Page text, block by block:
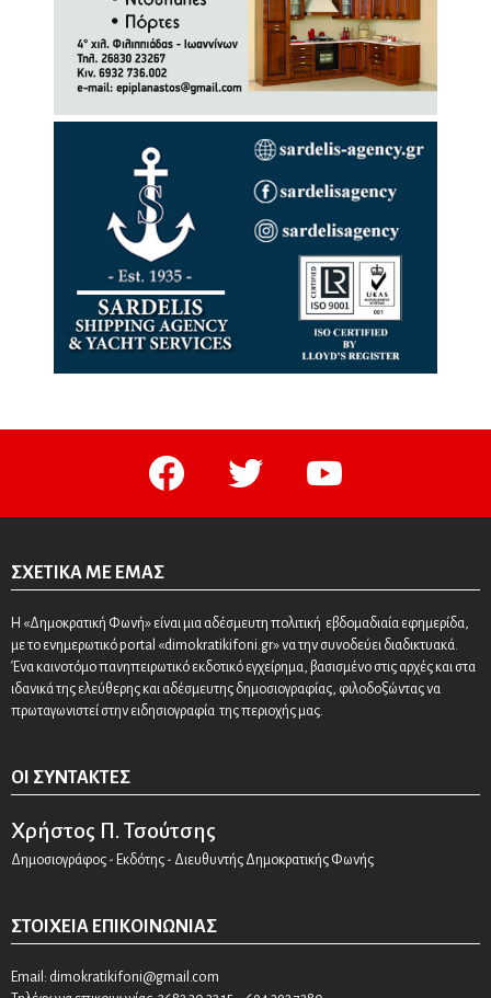
facebook twitter youtube
ΣΧΕΤΙΚΆ ΜΕ ΕΜΆΣ
Η «Δημοκρατική Φωνή» είναι μια αδέσμευτη πολιτική εβδομαδιαία εφημερίδα,
με το ενημερωτικό portal «dimokratikifoni.gr» να την συνοδεύει διαδικτυακά.
Ένα καινοτόμο πανηπειρωτικό εκδοτικό εγχείρημα, βασισμένο στις αρχές και στα
ιδανικά της ελεύθερης και αδέσμευτης δημοσιογραφίας, φιλοδοξώντας να
πρωταγωνιστεί στην ειδησιογραφία της περιοχής μας.
ΟΙ ΣΥΝΤΆΚΤΕΣ
Χρήστος Π. Τσούτσης
Δημοσιογράφος - Εκδότης - Διευθυντής Δημοκρατικής Φωνής
ΣΤΟΙΧΕΊΑ ΕΠΙΚΟΙΝΩΝΊΑΣ
Email: dimokratikifoni@gmail.com